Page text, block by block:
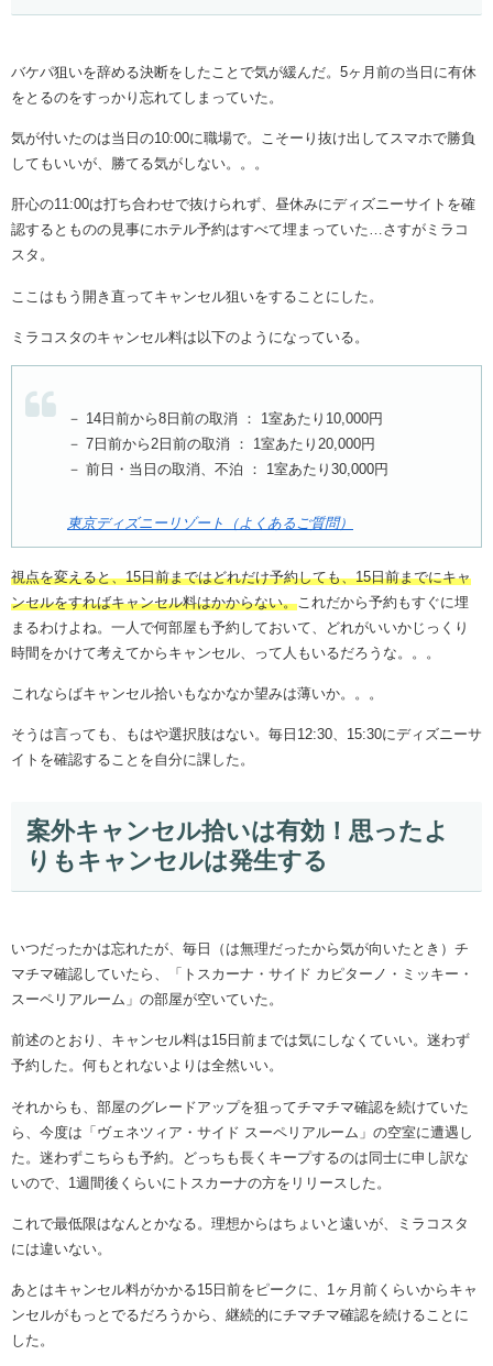
バケパ狙いを辞める決断をしたことで気が緩んだ。5ヶ月前の当日に有休
をとるのをすっかり忘れてしまっていた。
気が付いたのは当日の10:00に職場で。こそーり抜け出してスマホで勝負
してもいいが、勝てる気がしない。。。
肝心の11:00は打ち合わせで抜けられず、昼休みにディズニーサイトを確
認するとものの見事にホテル予約はすべて埋まっていた…さすがミラコ
スタ。
ここはもう開き直ってキャンセル狙いをすることにした。
ミラコスタのキャンセル料は以下のようになっている。
－ 14日前から8日前の取消 ： 1室あたり10,000円
－ 7日前から2日前の取消 ： 1室あたり20,000円
－ 前日・当日の取消、不泊 ： 1室あたり30,000円
東京ディズニーリゾート（よくあるご質問）
視点を変えると、15日前まではどれだけ予約しても、15日前までにキャ
ンセルをすればキャンセル料はかからない。 これだから予約もすぐに埋
まるわけよね。一人で何部屋も予約しておいて、どれがいいかじっくり
時間をかけて考えてからキャンセル、って人もいるだろうな。。。
これならばキャンセル拾いもなかなか望みは薄いか。。。
そうは言っても、もはや選択肢はない。毎日12:30、15:30にディズニーサ
イトを確認することを自分に課した。
案外キャンセル拾いは有効！思ったよ
りもキャンセルは発生する
いつだったかは忘れたが、毎日（は無理だったから気が向いたとき）チ
マチマ確認していたら、「トスカーナ・サイド カピターノ・ミッキー・
スーペリアルーム」の部屋が空いていた。
前述のとおり、キャンセル料は15日前までは気にしなくていい。迷わず
予約した。何もとれないよりは全然いい。
それからも、部屋のグレードアップを狙ってチマチマ確認を続けていた
ら、今度は「ヴェネツィア・サイド スーペリアルーム」の空室に遭遇し
た。迷わずこちらも予約。どっちも長くキープするのは同士に申し訳な
いので、1週間後くらいにトスカーナの方をリリースした。
これで最低限はなんとかなる。理想からはちょいと遠いが、ミラコスタ
には違いない。
あとはキャンセル料がかかる15日前をピークに、1ヶ月前くらいからキャ
ンセルがもっとでるだろうから、継続的にチマチマ確認を続けることに
した。